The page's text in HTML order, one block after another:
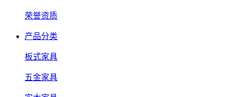
荣誉资质
产品分类
板式家具
五金家具